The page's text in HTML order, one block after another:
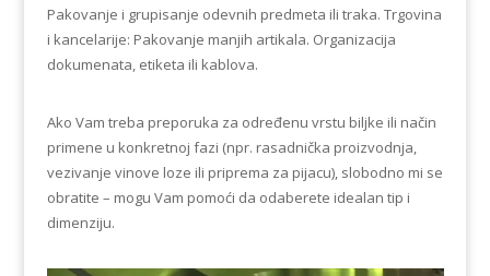
Pakovanje i grupisanje odevnih predmeta ili traka. Trgovina
i kancelarije: Pakovanje manjih artikala. Organizacija
dokumenata, etiketa ili kablova.
Ako Vam treba preporuka za određenu vrstu biljke ili način
primene u konkretnoj fazi (npr. rasadnička proizvodnja,
vezivanje vinove loze ili priprema za pijacu), slobodno mi se
obratite – mogu Vam pomoći da odaberete idealan tip i
dimenziju.